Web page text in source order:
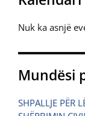
Nuk ka asnjë
Mundësi
SHPALLJE PËR